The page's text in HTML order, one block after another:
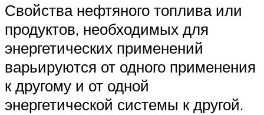
Свойства нефтяного топлива или
продуктов, необходимых для
энергетических применений
варьируются от одного применения
к другому и от одной
энергетической системы к другой.